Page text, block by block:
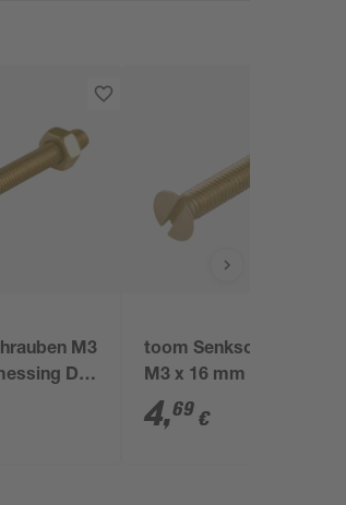
M3
DIN
toom Senkschrauben
M3 x 16 mm 18 Stück
4,69 €